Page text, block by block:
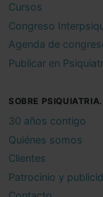
Cursos
Congreso
Agenda de
Publicar en
SOBRE
30 años contigo
Quiénes somos
Clientes
Patrocinio y